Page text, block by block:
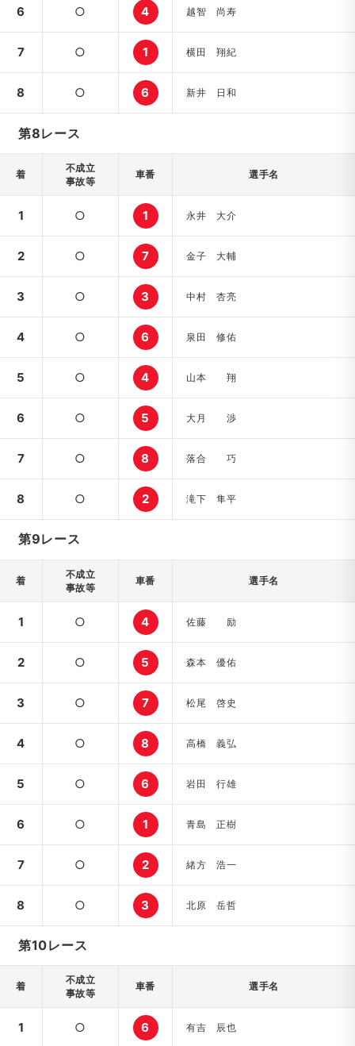
6 ○ 4 越智 尚寿
7 ○ 1 横田 翔紀
8 ○ 6 新井 日和
第8レース
着
不成立
事故等
車番 選手名
1 ○ 1 永井 大介
2 ○ 7 金子 大輔
3 ○ 3 中村 杏亮
4 ○ 6 泉田 修佑
5 ○ 4 山本 翔
6 ○ 5 大月 渉
7 ○ 8 落合 巧
8 ○ 2 滝下 隼平
第9レース
着
不成立
事故等
車番 選手名
1 ○ 4 佐藤 励
2 ○ 5 森本 優佑
3 ○ 7 松尾 啓史
4 ○ 8 高橋 義弘
5 ○ 6 岩田 行雄
6 ○ 1 青島 正樹
7 ○ 2 緒方 浩一
8 ○ 3 北原 岳哲
第10レース
着
不成立
事故等
車番 選手名
1 ○ 6 有吉 辰也